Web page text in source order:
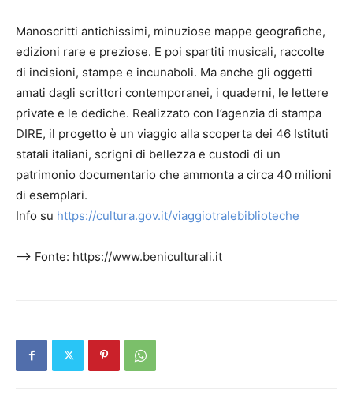
Manoscritti antichissimi, minuziose mappe geografiche,
edizioni rare e preziose. E poi spartiti musicali, raccolte
di incisioni, stampe e incunaboli. Ma anche gli oggetti
amati dagli scrittori contemporanei, i quaderni, le lettere
private e le dediche. Realizzato con l’agenzia di stampa
DIRE, il progetto è un viaggio alla scoperta dei 46 Istituti
statali italiani, scrigni di bellezza e custodi di un
patrimonio documentario che ammonta a circa 40 milioni
di esemplari.
Info su https://cultura.gov.it/viaggiotralebiblioteche
–> Fonte: https://www.beniculturali.it